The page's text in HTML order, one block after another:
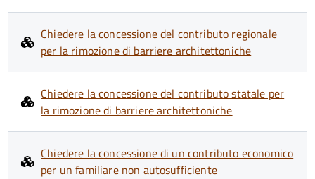
Chiedere la concessione del contributo regionale
per la rimozione di barriere architettoniche
Chiedere la concessione del contributo statale per
la rimozione di barriere architettoniche
Chiedere la concessione di un contributo economico
per un familiare non autosufficiente